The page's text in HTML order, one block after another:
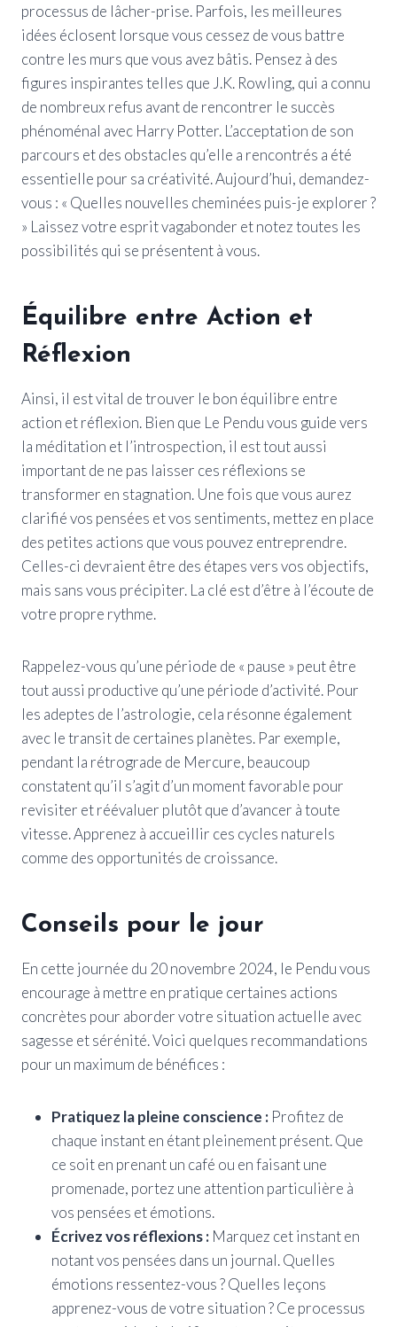
processus de lâcher-prise. Parfois, les meilleures
idées éclosent lorsque vous cessez de vous battre
contre les murs que vous avez bâtis. Pensez à des
figures inspirantes telles que J.K. Rowling, qui a connu
de nombreux refus avant de rencontrer le succès
phénoménal avec Harry Potter. L’acceptation de son
parcours et des obstacles qu’elle a rencontrés a été
essentielle pour sa créativité. Aujourd’hui, demandez-
vous : « Quelles nouvelles cheminées puis-je explorer ?
» Laissez votre esprit vagabonder et notez toutes les
possibilités qui se présentent à vous.
Équilibre entre Action et
Réflexion
Ainsi, il est vital de trouver le bon équilibre entre
action et réflexion. Bien que Le Pendu vous guide vers
la méditation et l’introspection, il est tout aussi
important de ne pas laisser ces réflexions se
transformer en stagnation. Une fois que vous aurez
clarifié vos pensées et vos sentiments, mettez en place
des petites actions que vous pouvez entreprendre.
Celles-ci devraient être des étapes vers vos objectifs,
mais sans vous précipiter. La clé est d’être à l’écoute de
votre propre rythme.
Rappelez-vous qu’une période de « pause » peut être
tout aussi productive qu’une période d’activité. Pour
les adeptes de l’astrologie, cela résonne également
avec le transit de certaines planètes. Par exemple,
pendant la rétrograde de Mercure, beaucoup
constatent qu’il s’agit d’un moment favorable pour
revisiter et réévaluer plutôt que d’avancer à toute
vitesse. Apprenez à accueillir ces cycles naturels
comme des opportunités de croissance.
Conseils pour le jour
En cette journée du 20 novembre 2024, le Pendu vous
encourage à mettre en pratique certaines actions
concrètes pour aborder votre situation actuelle avec
sagesse et sérénité. Voici quelques recommandations
pour un maximum de bénéfices :
Pratiquez la pleine conscience : Profitez de
chaque instant en étant pleinement présent. Que
ce soit en prenant un café ou en faisant une
promenade, portez une attention particulière à
vos pensées et émotions.
Écrivez vos réflexions : Marquez cet instant en
notant vos pensées dans un journal. Quelles
émotions ressentez-vous ? Quelles leçons
apprenez-vous de votre situation ? Ce processus